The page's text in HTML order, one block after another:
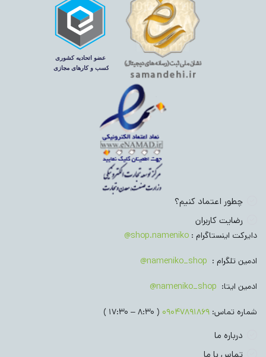
چطور اعتماد کنیم؟
رضایت کاربران
دایرکت اینستاگرام : shop.nameniko@
ادمین تلگرام : nameniko_shop@
ادمین ایتا: nameniko_shop@
شماره تماس: 09047891869
( 8:30 – 17:30 )
درباره ما
تماس با ما